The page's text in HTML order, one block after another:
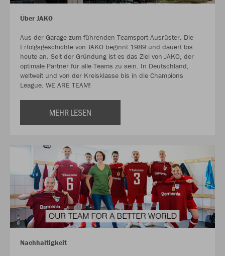
Über JAKO
Aus der Garage zum führenden Teamsport-Ausrüster. Die
Erfolgsgeschichte von JAKO beginnt 1989 und dauert bis
heute an. Seit der Gründung ist es das Ziel von JAKO, der
optimale Partner für alle Teams zu sein. In Deutschland,
weltweit und von der Kreisklasse bis in die Champions
League. WE ARE TEAM!
MEHR LESEN
Nachhaltigkeit